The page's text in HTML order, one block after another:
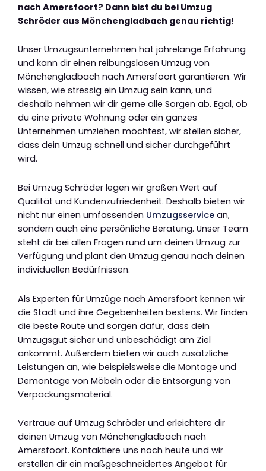
nach Amersfoort? Dann bist du bei Umzug
Schröder aus Mönchengladbach genau richtig!
Unser Umzugsunternehmen hat jahrelange Erfahrung
und kann dir einen reibungslosen Umzug von
Mönchengladbach nach Amersfoort garantieren. Wir
wissen, wie stressig ein Umzug sein kann, und
deshalb nehmen wir dir gerne alle Sorgen ab. Egal, ob
du eine private Wohnung oder ein ganzes
Unternehmen umziehen möchtest, wir stellen sicher,
dass dein Umzug schnell und sicher durchgeführt
wird.
Bei Umzug Schröder legen wir großen Wert auf
Qualität und Kundenzufriedenheit. Deshalb bieten wir
nicht nur einen umfassenden Umzugsservice an,
sondern auch eine persönliche Beratung. Unser Team
steht dir bei allen Fragen rund um deinen Umzug zur
Verfügung und plant den Umzug genau nach deinen
individuellen Bedürfnissen.
Als Experten für Umzüge nach Amersfoort kennen wir
die Stadt und ihre Gegebenheiten bestens. Wir finden
die beste Route und sorgen dafür, dass dein
Umzugsgut sicher und unbeschädigt am Ziel
ankommt. Außerdem bieten wir auch zusätzliche
Leistungen an, wie beispielsweise die Montage und
Demontage von Möbeln oder die Entsorgung von
Verpackungsmaterial.
Vertraue auf Umzug Schröder und erleichtere dir
deinen Umzug von Mönchengladbach nach
Amersfoort. Kontaktiere uns noch heute und wir
erstellen dir ein maßgeschneidertes Angebot für